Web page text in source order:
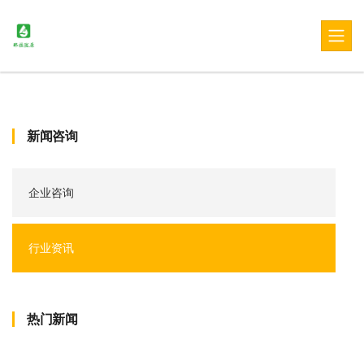
新闻咨询
企业咨询
行业资讯
热门新闻